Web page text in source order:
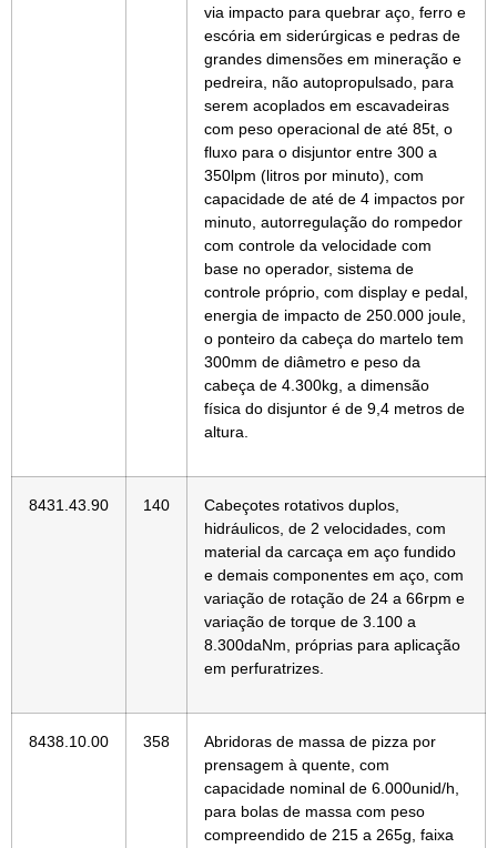
via impacto para quebrar aço, ferro e
escória em siderúrgicas e pedras de
grandes dimensões em mineração e
pedreira, não autopropulsado, para
serem acoplados em escavadeiras
com peso operacional de até 85t, o
fluxo para o disjuntor entre 300 a
350lpm (litros por minuto), com
capacidade de até de 4 impactos por
minuto, autorregulação do rompedor
com controle da velocidade com
base no operador, sistema de
controle próprio, com display e pedal,
energia de impacto de 250.000 joule,
o ponteiro da cabeça do martelo tem
300mm de diâmetro e peso da
cabeça de 4.300kg, a dimensão
física do disjuntor é de 9,4 metros de
altura.
8431.43.90 140
Cabeçotes rotativos duplos,
hidráulicos, de 2 velocidades, com
material da carcaça em aço fundido
e demais componentes em aço, com
variação de rotação de 24 a 66rpm e
variação de torque de 3.100 a
8.300daNm, próprias para aplicação
em perfuratrizes.
8438.10.00 358
Abridoras de massa de pizza por
prensagem à quente, com
capacidade nominal de 6.000unid/h,
para bolas de massa com peso
compreendido de 215 a 265g, faixa